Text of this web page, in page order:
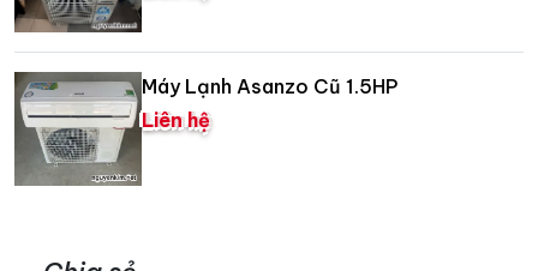
Máy Lạnh Asanzo Cũ 1.5HP
Liên hệ